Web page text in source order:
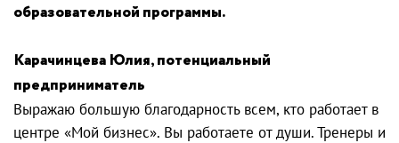
образовательной программы.
Карачинцева Юлия, потенциальный
предприниматель
Выражаю большую благодарность всем, кто работает в
центре «Мой бизнес». Вы работаете от души. Тренеры и